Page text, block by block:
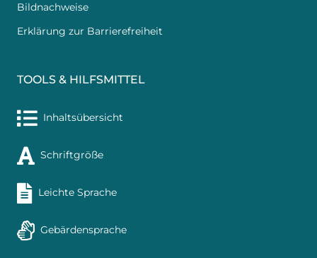
Bildnachweise
Erklärung zur Barrierefreiheit
TOOLS & HILFSMITTEL
Inhaltsübersicht
Schriftgröße
Leichte Sprache
Gebärdensprache